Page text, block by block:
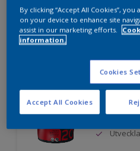
Jämföra
Nordsjö Professional 20
Mycket
By clicking “Accept All Cookies”,
on your device to enhance site
assist in our marketing efforts.
information.
Cookies
Accept All Cookies